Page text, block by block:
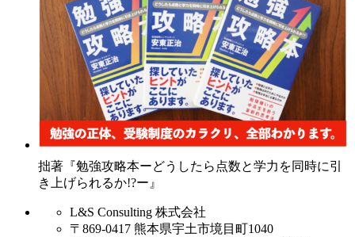
拙著『勉強攻略本ーどうしたら点数と学力を同時に引
き上げられるか!?ー』
L&S Consulting 株式会社
〒869-0417 熊本県宇土市境目町1040